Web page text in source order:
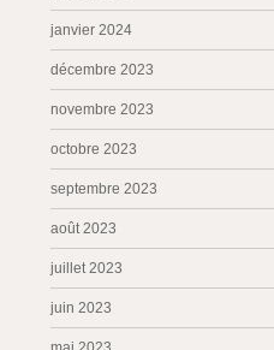
janvier 2024
décembre 2023
novembre 2023
octobre 2023
septembre 2023
août 2023
juillet 2023
juin 2023